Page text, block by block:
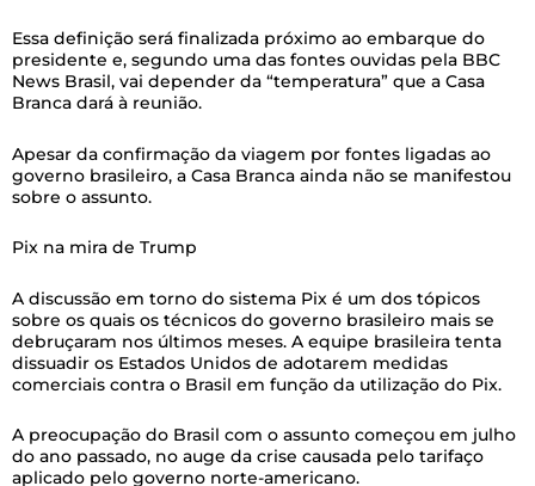
Essa definição será finalizada próximo ao embarque do
presidente e, segundo uma das fontes ouvidas pela BBC
News Brasil, vai depender da “temperatura” que a Casa
Branca dará à reunião.
Apesar da confirmação da viagem por fontes ligadas ao
governo brasileiro, a Casa Branca ainda não se manifestou
sobre o assunto.
Pix na mira de Trump
A discussão em torno do sistema Pix é um dos tópicos
sobre os quais os técnicos do governo brasileiro mais se
debruçaram nos últimos meses. A equipe brasileira tenta
dissuadir os Estados Unidos de adotarem medidas
comerciais contra o Brasil em função da utilização do Pix.
A preocupação do Brasil com o assunto começou em julho
do ano passado, no auge da crise causada pelo tarifaço
aplicado pelo governo norte-americano.